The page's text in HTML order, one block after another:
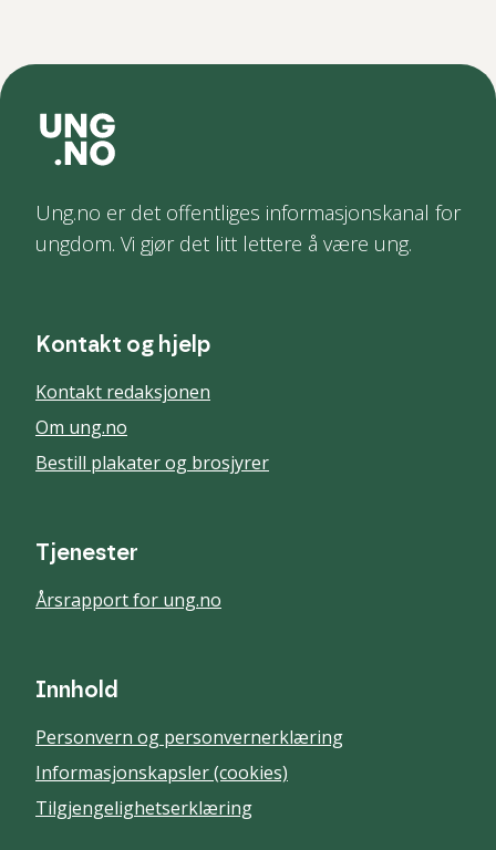
Ung.no er det offentliges informasjonskanal for
ungdom. Vi gjør det litt lettere å være ung.
Kontakt og hjelp
Kontakt redaksjonen
Om ung.no
Bestill plakater og brosjyrer
Tjenester
Årsrapport for ung.no
Innhold
Personvern og personvernerklæring
Informasjonskapsler (cookies)
Tilgjengelighetserklæring